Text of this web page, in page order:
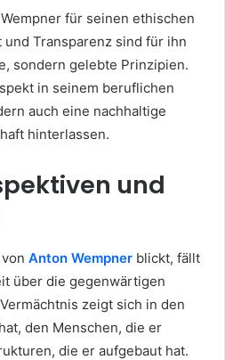
für seinen ethischen
Transparenz sind für ihn
sondern gelebte Prinzipien.
in seinem beruflichen
auch eine nachhaltige
hinterlassen.
und
Anton Wempner blickt, fällt
über die gegenwärtigen
zeigt sich in den
den Menschen, die er
die er aufgebaut hat.